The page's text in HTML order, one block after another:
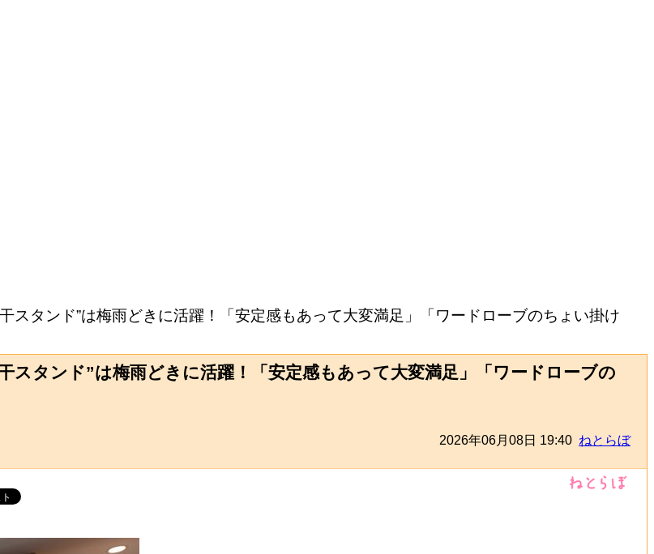
スタンド”は梅雨どきに活躍！「安定感もあって大変満足」「ワードローブのちょい掛け
タンド”は梅雨どきに活躍！「安定感もあって大変満足」「ワードローブの
2026年06月08日 19:40 ねとらぼ